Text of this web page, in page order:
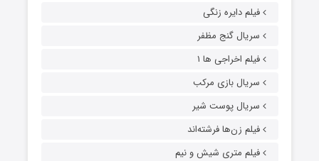
فیلم دایره زنگی
سریال گنج مظفر
فیلم اخراجی ها ۱
سریال بازی مرکب
سریال پوست شیر
فیلم زن‌ها فرشته‌اند
فیلم متری شیش و نیم